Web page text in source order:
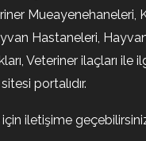
Mueayenehaneleri,
Hastaneleri,
Veteriner ilaçları ile
portalıdır.
iletişime